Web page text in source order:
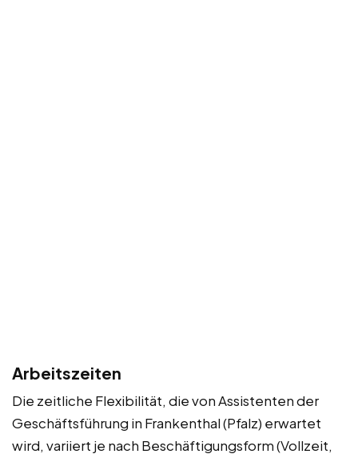
Arbeitszeiten
Die zeitliche Flexibilität, die von Assistenten der
Geschäftsführung in Frankenthal (Pfalz) erwartet
wird, variiert je nach Beschäftigungsform (Vollzeit,